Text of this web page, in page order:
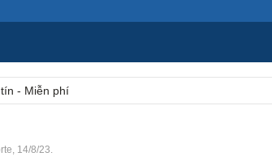
- Miễn phí
, 14/8/23.